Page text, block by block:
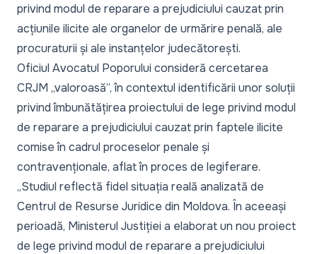
privind modul de reparare a prejudiciului cauzat prin
acțiunile ilicite ale organelor de urmărire penală, ale
procuraturii și ale instanțelor judecătorești.
Oficiul Avocatul Poporului consideră cercetarea
CRJM „valoroasă”, în contextul identificării unor soluții
privind îmbunătățirea proiectului de lege privind modul
de reparare a prejudiciului cauzat prin faptele ilicite
comise în cadrul proceselor penale și
contravenționale, aflat în proces de legiferare.
„Studiul reflectă fidel situația reală analizată de
Centrul de Resurse Juridice din Moldova. În aceeași
perioadă, Ministerul Justiției a elaborat un nou proiect
de lege privind modul de reparare a prejudiciului